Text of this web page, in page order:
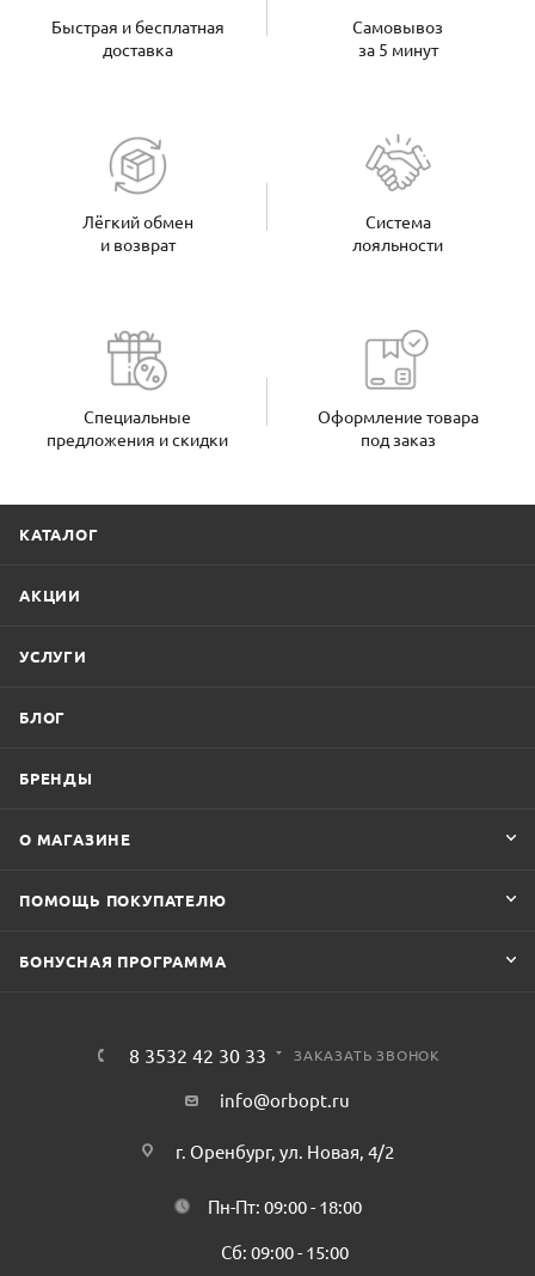
Быстрая и бесплатная
доставка
Самовывоз
за 5 минут
Лёгкий обмен
и возврат
Система
лояльности
Специальные
предложения и скидки
Оформление товара
под заказ
КАТАЛОГ
АКЦИИ
УСЛУГИ
БЛОГ
БРЕНДЫ
О МАГАЗИНЕ
ПОМОЩЬ ПОКУПАТЕЛЮ
БОНУСНАЯ ПРОГРАММА
8 3532 42 30 33 ЗАКАЗАТЬ ЗВОНОК
info@orbopt.ru
г. Оренбург, ул. Новая, 4/2
Пн-Пт: 09:00 - 18:00
Сб: 09:00 - 15:00